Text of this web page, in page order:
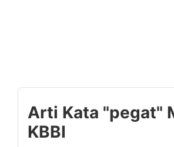
Arti Kata "pegat"
KBBI